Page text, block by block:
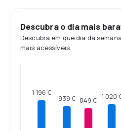
Descubra o dia mais
Descubra em que dia da
mais acessíveis.
1 196 €
939 € 849 € 1 020